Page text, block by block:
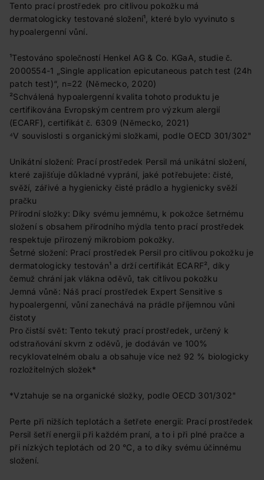
Tento prací prostředek pro citlivou pokožku má
dermatologicky testované složení¹, které bylo vyvinuto s
hypoalergenní vůní.
¹Testováno společností Henkel AG & Co. KGaA, studie č.
2000554-1 „Single application epicutaneous patch test (24h
patch test)“, n=22 (Německo, 2020)
²Schválená hypoalergenní kvalita tohoto produktu je
certifikována Evropským centrem pro výzkum alergií
(ECARF), certifikát č. 6309 (Německo, 2021)
⁴V souvislosti s organickými složkami, podle OECD 301/302"
Unikátní složení: Prací prostředek Persil má unikátní složení,
které zajišťuje důkladné vyprání, jaké potřebujete: čisté,
svěží, zářivé a hygienicky čisté prádlo a hygienicky svěží
pračku
Přírodní složky: Díky svému jemnému, k pokožce šetrnému
složení s obsahem přírodního mýdla tento prací prostředek
respektuje přirozený mikrobiom pokožky.
Šetrné složení: Prací prostředek Persil pro citlivou pokožku je
dermatologicky testován¹ a drží certifikát ECARF², díky
čemuž chrání jak vlákna oděvů, tak citlivou pokožku
Jemná vůně: Náš prací prostředek Expert Sensitive s
hypoalergenní, vůní zanechává na prádle příjemnou vůni
čistoty
Pro čistší svět: Tento tekutý prací prostředek, určený k
odstraňování skvrn z oděvů, je dodáván ve 100%
recyklovatelném obalu a obsahuje více než 92 % biologicky
rozložitelných složek*
*Vztahuje se na organické složky, podle OECD 301/302"
Perte při nižších teplotách a šetřete energii: Prací prostředek
Persil šetří energii při každém praní, a to i při plné pračce a
při nízkých teplotách od 20 °C, a to díky svému účinnému
složení.